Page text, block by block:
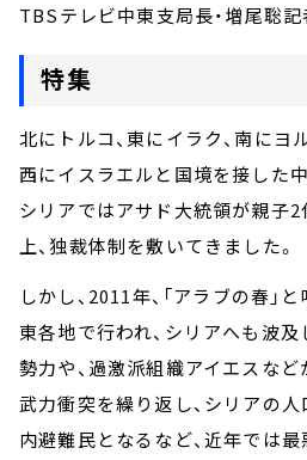
TBSテレビ中東支局長・増尾聡記
特集
北にトルコ、東にイラク、南にヨ
西にイスラエルと国境を接した中
シリアではアサド大統領が親子2
上、独裁体制を敷いてきました。
しかし、2011年、「アラブの春」
東各地で行われ、シリアへも波及
勢力や、過激派組織アイエスなど
武力衝突を繰り返し、シリアの
内避難民となるなど、近年では最